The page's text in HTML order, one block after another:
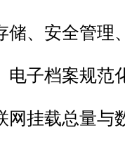
储、安全管理
电子档案规范
网挂载总量与